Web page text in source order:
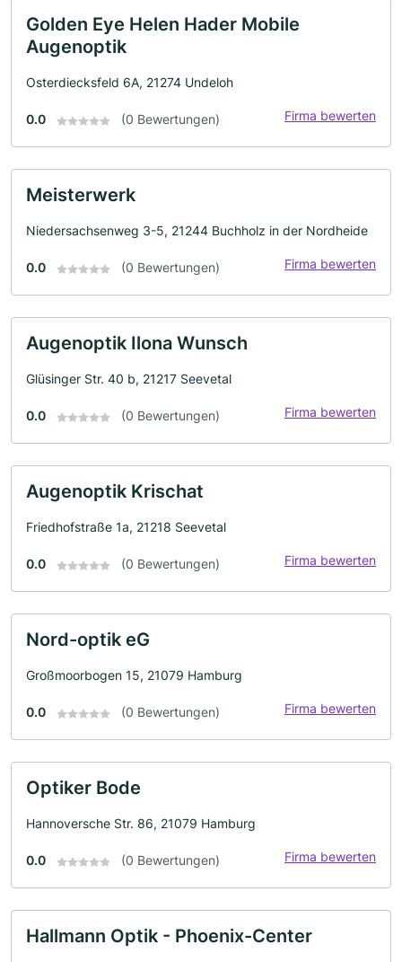
Golden Eye Helen Hader Mobile
Augenoptik
Osterdiecksfeld 6A, 21274 Undeloh
0.0 (0 Bewertungen) Firma bewerten
Meisterwerk
Niedersachsenweg 3-5, 21244 Buchholz in der Nordheide
0.0 (0 Bewertungen) Firma bewerten
Augenoptik Ilona Wunsch
Glüsinger Str. 40 b, 21217 Seevetal
0.0 (0 Bewertungen) Firma bewerten
Augenoptik Krischat
Friedhofstraße 1a, 21218 Seevetal
0.0 (0 Bewertungen) Firma bewerten
Nord-optik eG
Großmoorbogen 15, 21079 Hamburg
0.0 (0 Bewertungen) Firma bewerten
Optiker Bode
Hannoversche Str. 86, 21079 Hamburg
0.0 (0 Bewertungen) Firma bewerten
Hallmann Optik - Phoenix-Center